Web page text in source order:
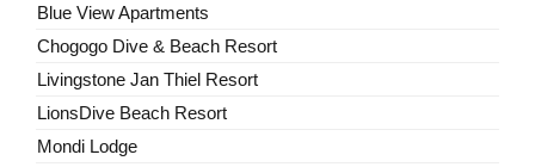
Blue View Apartments
Chogogo Dive & Beach Resort
Livingstone Jan Thiel Resort
LionsDive Beach Resort
Mondi Lodge